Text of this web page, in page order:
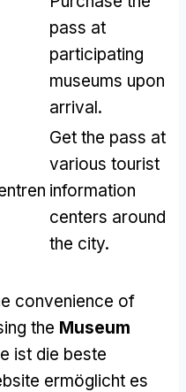
pass at
participating
museums upon
arrival.
Get the pass at
various tourist
information
centers around
the city.
convenience of
the Museum
ist die beste
ermöglicht es